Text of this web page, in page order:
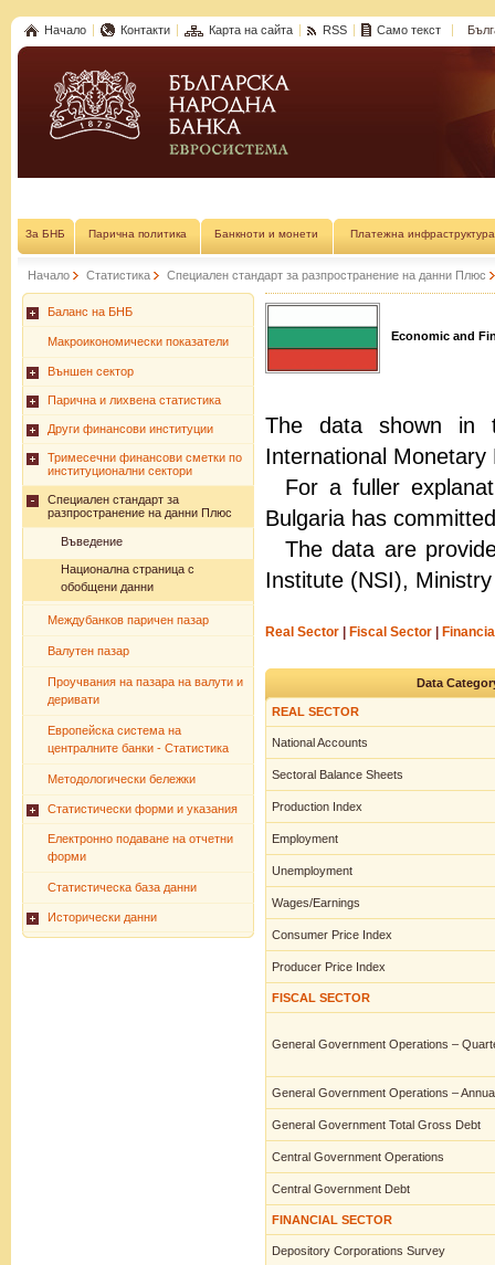
Начало Контакти Карта на сайта RSS Само текст
За БНБ Парична политика Банкноти и монети Платежна инфраструктура
Начало Статистика Специален стандарт за разпространение на данни Плюс
Баланс на БНБ
Макроикономически показатели
Външен сектор
Парична и лихвена статистика
Други финансови институции
Тримесечни финансови сметки по
институционални сектори
Специален стандарт за
разпространение на данни Плюс
Въведение
Национална страница с
обобщени данни
Междубанков паричен пазар
Валутен пазар
Проучвания на пазара на валути и
деривати
Европейска система на
централните банки - Статистика
Методологически бележки
Статистически форми и указания
Електронно подаване на отчетни
форми
Статистическа база данни
Исторически данни
Economic and
The data shown in
International Monetary
For a fuller
Bulgaria has
The data are
Institute (NSI),
Real Sector| Fiscal Sector|
Data
REAL SECTOR
National Accounts
Sectoral Balance Sheets
Production Index
Employment
Unemployment
Wages/Earnings
Consumer Price Index
Producer Price Index
FISCAL SECTOR
General Government Operations –
General Government Operations –
General Government Total Gross Debt
Central Government Operations
Central Government Debt
FINANCIAL SECTOR
Depository Corporations Survey